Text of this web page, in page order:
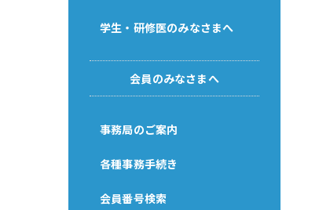
学生・研修医のみなさまへ
会員のみなさまへ
事務局のご案内
各種事務手続き
会員番号検索